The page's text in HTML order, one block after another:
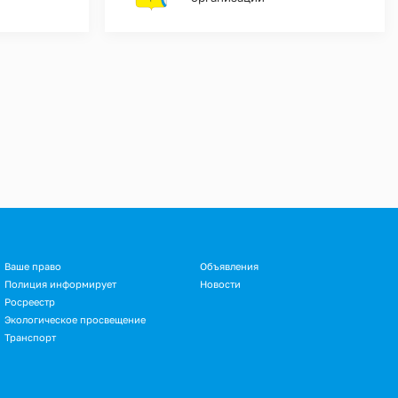
Ваше право
Полиция информирует
Росреестр
Экологическое просвещение
Транспорт
Объявления
Новости